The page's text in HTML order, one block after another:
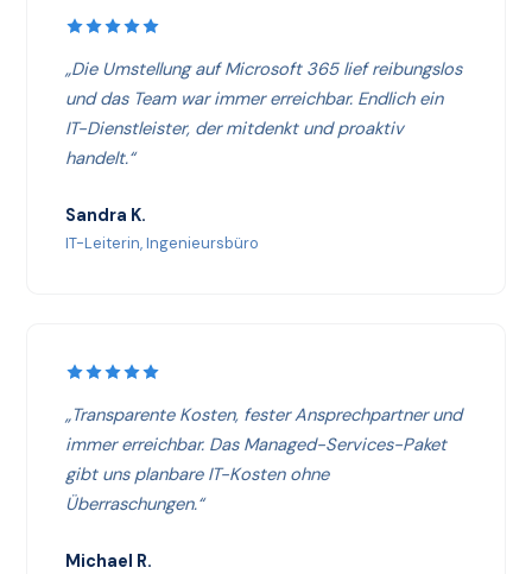
„Die Umstellung auf Microsoft 365 lief reibungslos
und das Team war immer erreichbar. Endlich ein
IT-Dienstleister, der mitdenkt und proaktiv
handelt.“
Sandra K.
IT-Leiterin, Ingenieursbüro
„Transparente Kosten, fester Ansprechpartner und
immer erreichbar. Das Managed-Services-Paket
gibt uns planbare IT-Kosten ohne
Überraschungen.“
Michael R.